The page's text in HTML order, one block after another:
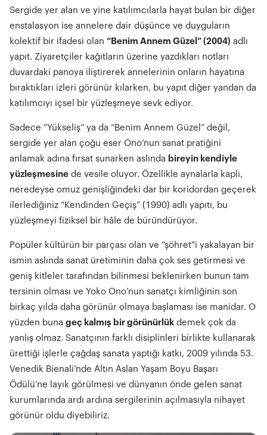
Sergide yer alan ve yine katılımcılarla hayat bulan bir diğer
enstalasyon ise annelere dair düşünce ve duyguların
kolektif bir ifadesi olan “Benim Annem Güzel” (2004) adlı
yapıt. Ziyaretçiler kağıtların üzerine yazdıkları notları
duvardaki panoya iliştirerek annelerinin onların hayatına
bıraktıkları izleri görünür kılarken, bu yapıt diğer yandan da
katılımcıyı içsel bir yüzleşmeye sevk ediyor.
Sadece “Yükseliş” ya da “Benim Annem Güzel” değil,
sergide yer alan çoğu eser Ono’nun sanat pratiğini
anlamak adına fırsat sunarken aslında bireyin kendiyle
yüzleşmesine de vesile oluyor. Özellikle aynalarla kaplı,
neredeyse omuz genişliğindeki dar bir koridordan geçerek
ilerlediğiniz “Kendinden Geçiş” (1990) adlı yapıtı, bu
yüzleşmeyi fiziksel bir hâle de büründürüyor.
Popüler kültürün bir parçası olan ve “şöhret”i yakalayan bir
ismin aslında sanat üretiminin daha çok ses getirmesi ve
geniş kitleler tarafından bilinmesi beklenirken bunun tam
tersinin olması ve Yoko Ono’nun sanatçı kimliğinin son
birkaç yılda daha görünür olmaya başlaması ise manidar. O
yüzden buna geç kalmış bir görünürlük demek çok da
yanlış olmaz. Sanatçının farklı disiplinleri birlikte kullanarak
ürettiği işlerle çağdaş sanata yaptığı katkı, 2009 yılında 53.
Venedik Bienali’nde Altın Aslan Yaşam Boyu Başarı
Ödülü’ne layık görülmesi ve dünyanın önde gelen sanat
kurumlarında ardı ardına sergilerinin açılmasıyla nihayet
görünür oldu diyebiliriz.